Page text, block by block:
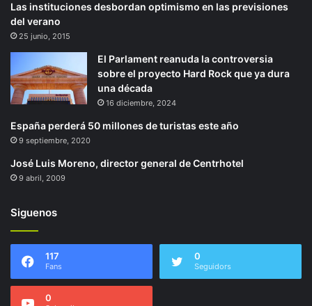
Las instituciones desbordan optimismo en las previsiones
del verano
25 junio, 2015
El Parlament reanuda la controversia
sobre el proyecto Hard Rock que ya dura
una década
16 diciembre, 2024
España perderá 50 millones de turistas este año
9 septiembre, 2020
José Luis Moreno, director general de Centrhotel
9 abril, 2009
Siguenos
117
Fans
0
Seguidors
0